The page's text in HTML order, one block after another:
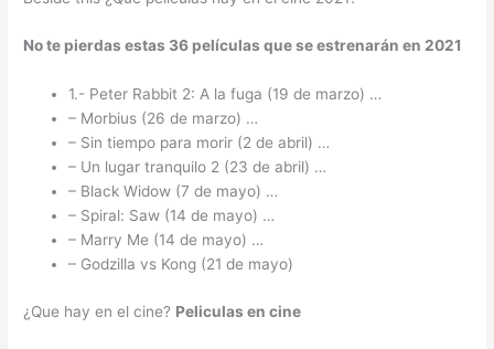
No te pierdas estas 36 películasque se estrenarán en2021
1.- Peter Rabbit 2: A la fuga (19 de marzo) …
– Morbius (26 de marzo) …
– Sin tiempo para morir (2 de abril) …
– Un lugar tranquilo 2 (23 de abril) …
– Black Widow (7 de mayo) …
– Spiral: Saw (14 de mayo) …
– Marry Me (14 de mayo) …
– Godzilla vs Kong (21 de mayo)
¿Que hay en el cine? Peliculasencine